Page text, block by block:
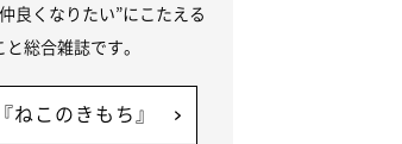
良くなりたい”にこたえる
総合雑誌です。
ねこのきもち』